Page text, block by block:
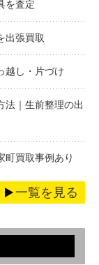
を査定
出張買取
越し・片づけ
法｜生前整理の出
町買取事例あり
一覧を見る